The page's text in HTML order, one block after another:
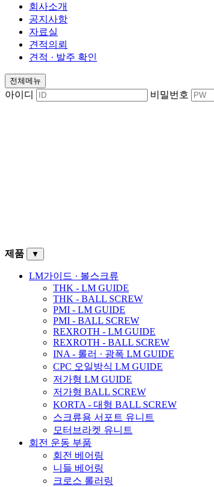
회사소개
공지사항
자료실
견적의뢰
견적 · 발주 확인
전체메뉴
아이디 비밀번호
제품 ▼
LM가이드 · 볼스크류
THK - LM GUIDE
THK - BALL SCREW
PMI - LM GUIDE
PMI - BALL SCREW
REXROTH - LM GUIDE
REXROTH - BALL SCREW
INA - 롤러 · 광폭 LM GUIDE
CPC 오일방식 LM GUIDE
저가형 LM GUIDE
저가형 BALL SCREW
KORTA - 대형 BALL SCREW
스크류용 서포트 유니트
모터브라켓 유니트
회전 운동 부품
회전 베어링
니들 베어링
크로스 롤러링